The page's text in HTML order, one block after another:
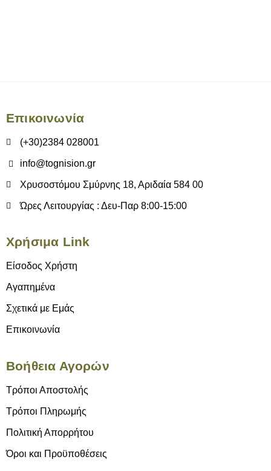
Επικοινωνία
(+30)2384 028001
info@tognision.gr
Χρυσοστόμου Σμύρνης 18, Αριδαία 584 00
Ώρες Λειτουργίας : Δευ-Παρ 8:00-15:00
Χρήσιμα Link
Είσοδος Χρήστη
Αγαπημένα
Σχετικά με Εμάς
Επικοινωνία
Βοήθεια Αγορών
Τρόποι Αποστολής
Τρόποι Πληρωμής
Πολιτική Απορρήτου
Όροι και Προϋποθέσεις